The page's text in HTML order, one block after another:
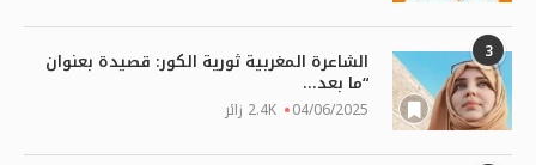
3 الشاعرة المغربية ثورية الكور: قصيدة بعنوان
“ما بعد...
04/06/2025 2.4K زائر